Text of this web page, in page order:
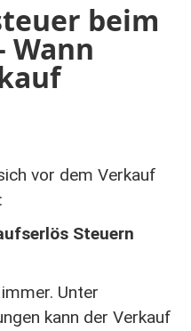
beim
Wann
vor dem Verkauf
Steuern
Unter
kann der Verkauf